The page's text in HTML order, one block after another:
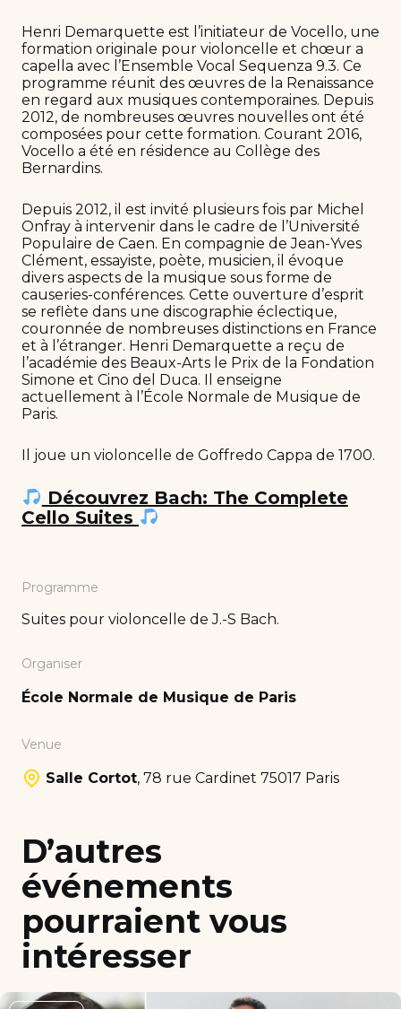
Henri Demarquette est l’initiateur de Vocello, une
formation originale pour violoncelle et chœur a
capella avec l’Ensemble Vocal Sequenza 9.3. Ce
programme réunit des œuvres de la Renaissance
en regard aux musiques contemporaines. Depuis
2012, de nombreuses œuvres nouvelles ont été
composées pour cette formation. Courant 2016,
Vocello a été en résidence au Collège des
Bernardins.
Depuis 2012, il est invité plusieurs fois par Michel
Onfray à intervenir dans le cadre de l’Université
Populaire de Caen. En compagnie de Jean-Yves
Clément, essayiste, poète, musicien, il évoque
divers aspects de la musique sous forme de
causeries-conférences. Cette ouverture d’esprit
se reflète dans une discographie éclectique,
couronnée de nombreuses distinctions en France
et à l’étranger. Henri Demarquette a reçu de
l’académie des Beaux-Arts le Prix de la Fondation
Simone et Cino del Duca. Il enseigne
actuellement à l’École Normale de Musique de
Paris.
Il joue un violoncelle de Goffredo Cappa de 1700.
Découvrez Bach: The Complete
Cello Suites
Programme
Suites pour violoncelle de J.-S Bach.
Organiser
École Normale de Musique de Paris
Venue
Salle Cortot, 78 rue Cardinet 75017 Paris
D’autres
événements
pourraient vous
intéresser